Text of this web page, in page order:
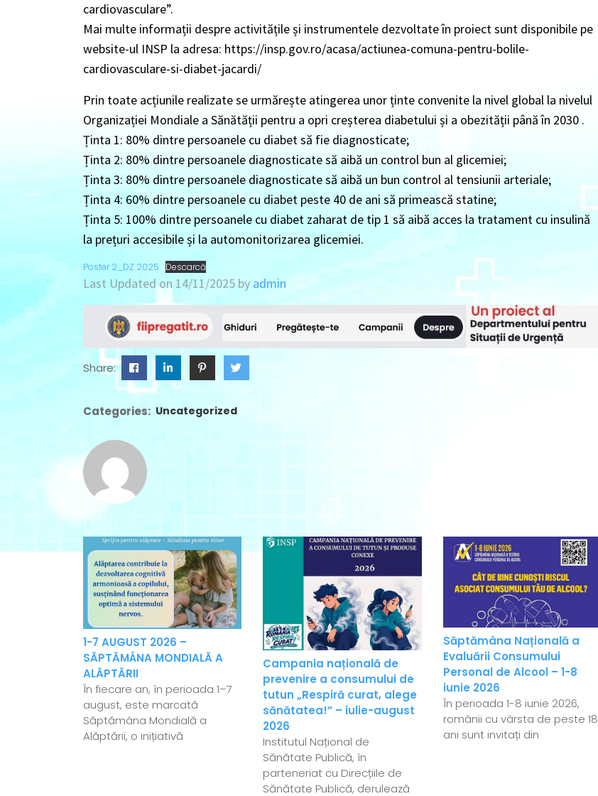
cardiovasculare”.
Mai multe informații despre activitățile și instrumentele dezvoltate în proiect sunt disponibile pe
website-ul INSP la adresa: https://insp.gov.ro/acasa/actiunea-comuna-pentru-bolile-
cardiovasculare-si-diabet-jacardi/
Prin toate acțiunile realizate se urmărește atingerea unor ținte convenite la nivel global la nivelul
Organizației Mondiale a Sănătății pentru a opri creșterea diabetului și a obezității până în 2030 .
Ținta 1: 80% dintre persoanele cu diabet să fie diagnosticate;
Ținta 2: 80% dintre persoanele diagnosticate să aibă un control bun al glicemiei;
Ținta 3: 80% dintre persoanele diagnosticate să aibă un bun control al tensiunii arteriale;
Ținta 4: 60% dintre persoanele cu diabet peste 40 de ani să primească statine;
Ținta 5: 100% dintre persoanele cu diabet zaharat de tip 1 să aibă acces la tratament cu insulină
la prețuri accesibile și la automonitorizarea glicemiei.
Poster 2_DZ 2025 Descarcă
Last Updated on 14/11/2025 by admin
Share:
Categories: Uncategorized
1-7 AUGUST 2026 –
SĂPTĂMÂNA MONDIALĂ A
ALĂPTĂRII
În fiecare an, în perioada 1–7
august, este marcată
Săptămâna Mondială a
Alăptării, o inițiativă
Campania națională de
prevenire a consumului de
tutun „Respiră curat, alege
sănătatea!” – iulie-august
2026
Institutul Național de
Sănătate Publică, în
parteneriat cu Direcțiile de
Sănătate Publică, derulează
Săptămâna Națională a
Evaluării Consumului
Personal de Alcool – 1-8
iunie 2026
În perioada 1-8 iunie 2026,
românii cu vârsta de peste 18
ani sunt invitați din